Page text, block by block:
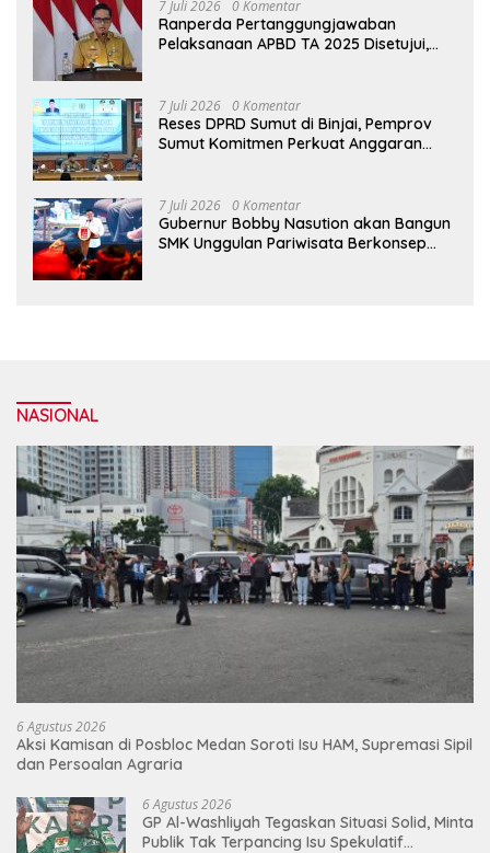
7 Juli 2026 0 Komentar
Ranperda Pertanggungjawaban
Pelaksanaan APBD TA 2025 Disetujui,
7 Juli 2026 0 Komentar
Reses DPRD Sumut di Binjai, Pemprov
Sumut Komitmen Perkuat Anggaran
7 Juli 2026 0 Komentar
Gubernur Bobby Nasution akan Bangun
SMK Unggulan Pariwisata Berkonsep
NASIONAL
6 Agustus 2026
Aksi Kamisan di Posbloc Medan Soroti Isu HAM, Supremasi Sipil
dan Persoalan Agraria
6 Agustus 2026
GP Al-Washliyah Tegaskan Situasi Solid, Minta
Publik Tak Terpancing Isu Spekulatif